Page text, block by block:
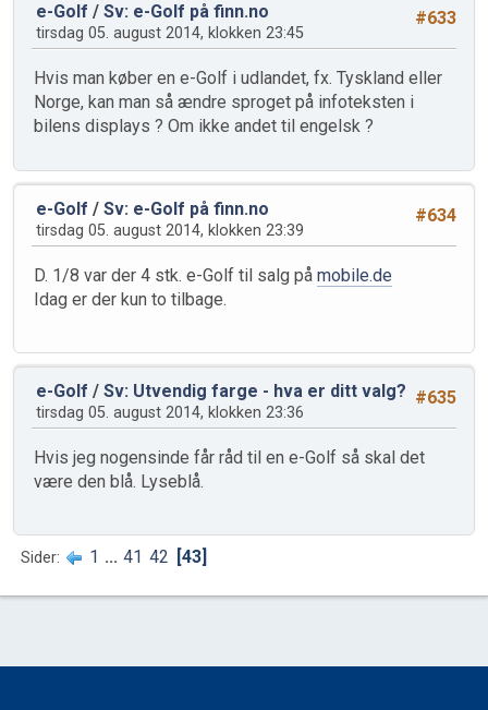
#633
e-Golf / Sv: e-Golf på finn.no
tirsdag 05. august 2014, klokken 23:45
Hvis man køber en e-Golf i udlandet, fx. Tyskland eller
Norge, kan man så ændre sproget på infoteksten i
bilens displays ? Om ikke andet til engelsk ?
#634
e-Golf / Sv: e-Golf på finn.no
tirsdag 05. august 2014, klokken 23:39
D. 1/8 var der 4 stk. e-Golf til salg på mobile.de
Idag er der kun to tilbage.
#635
e-Golf / Sv: Utvendig farge - hva er ditt valg?
tirsdag 05. august 2014, klokken 23:36
Hvis jeg nogensinde får råd til en e-Golf så skal det
være den blå. Lyseblå.
Sider 1 ... 41 42 43